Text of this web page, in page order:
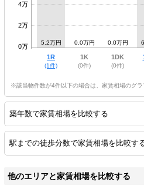
4万
2万
0万
5.2万円 0.0万円 0.0万円
1R
(1件)
1K
(0件)
1DK
(0件)
※該当物件数が4件以下の場合は、家賃相場のグラ
築年数で家賃相場を比較する
駅までの徒歩分数で家賃相場を比較す
他のエリアと家賃相場を比較する